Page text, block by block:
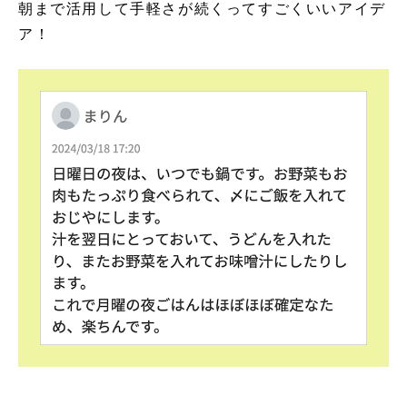
朝まで活用して手軽さが続くってすごくいいアイデ
ア！